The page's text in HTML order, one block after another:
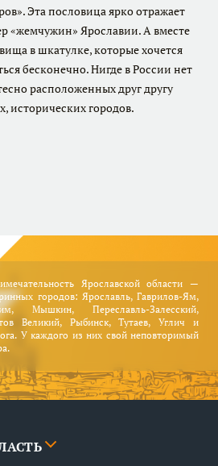
Эта пословица ярко отражает
«жемчужин» Ярославии. А вместе
в шкатулке, которые хочется
бесконечно. Нигде в России нет
расположенных друг другу
исторических городов.
Ярославской области —
городов: Ярославль, Гаврилов-Ям,
Мышкин, Переславль-Залесский,
Великий, Рыбинск, Тутаев, Углич и
У каждого из них свой неповторимый